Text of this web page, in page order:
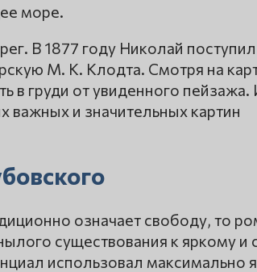
море.
В 1877 году Николай
М. К. Клодта. Смотря на
в груди от увиденного
важных и значительных картин
означает свободу, то
существования к яркому и
использовал максимально